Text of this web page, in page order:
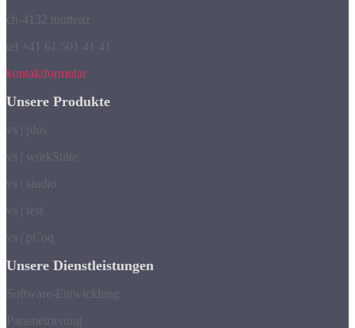
ch-4132 muttenz
tel +41 61 501 41 41
kontaktformular
Unsere Produkte
vs | plus
vs | workSuite
vs | studio
vs | test
vs | pCoq
Unsere Dienstleistungen
Software-Entwicklung
Parametrierung